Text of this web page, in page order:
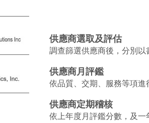
供應商選取及評估
調查篩選供應商後，分別
供應商月評鑑
依品質、交期、服務等項進
供應商定期稽核
依上年度月評鑑分數，及